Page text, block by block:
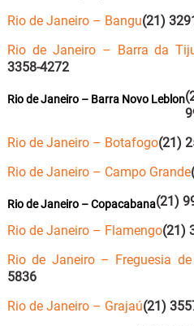
Rio de Janeiro – Bangu(21)
Rio de Janeiro – Barra da
3358-4272
Rio de Janeiro – Barra Novo Leblon
Rio de Janeiro – Botafogo(21)
Rio de Janeiro – Campo Grande
Rio de Janeiro – Copacabana(21)
Rio de Janeiro – Flamengo(21)
Rio de Janeiro – Freguesia
5836
Rio de Janeiro – Grajaú(21)